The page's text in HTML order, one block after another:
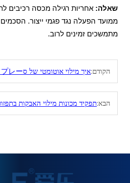
שאלה:
ממועד הפעלה נגד פגמי ייצור.
מתמשכים זמינים לרוב.
הקודם:איך מילוי אוטומטי של סプレー משפר את הדיוק ומצמצם פאר
הבא:תפקיד מכונות מילוי האבקות